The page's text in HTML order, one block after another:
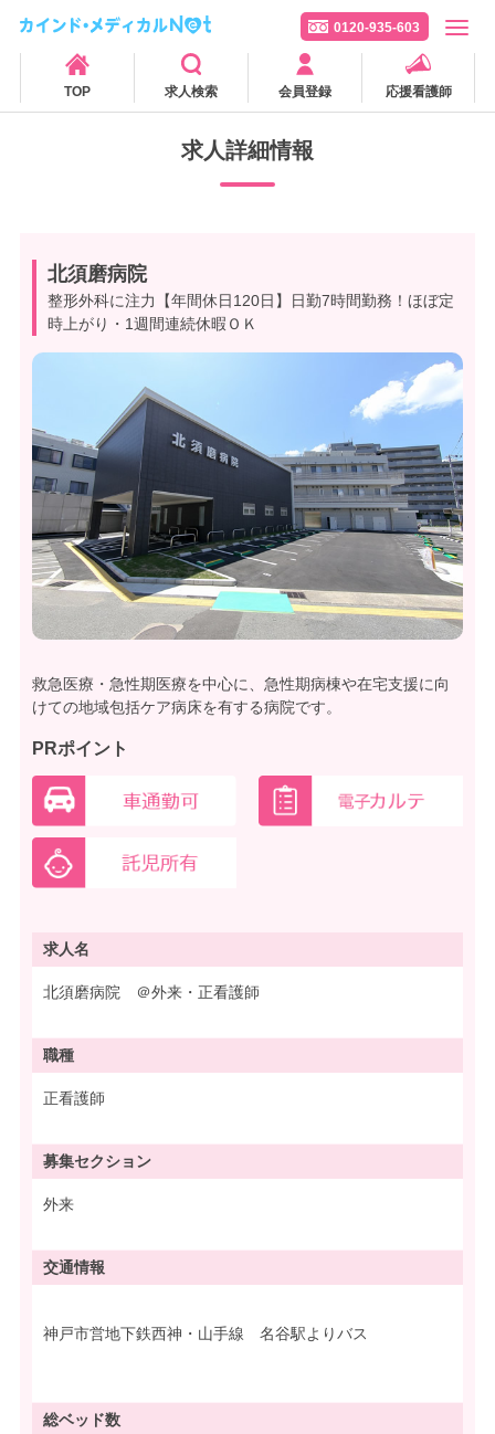
0120-935-603
TOP 求人検索 会員登録 応援看護師
求人詳細情報
北須磨病院
整形外科に注力【年間休日120日】日勤7時間勤務！ほぼ定
時上がり・1週間連続休暇ＯＫ
救急医療・急性期医療を中心に、急性期病棟や在宅支援に向
けての地域包括ケア病床を有する病院です。
PRポイント
求人名
北須磨病院 ＠外来・正看護師
職種
正看護師
募集セクション
外来
交通情報
神戸市営地下鉄西神・山手線 名谷駅よりバス
総ベッド数